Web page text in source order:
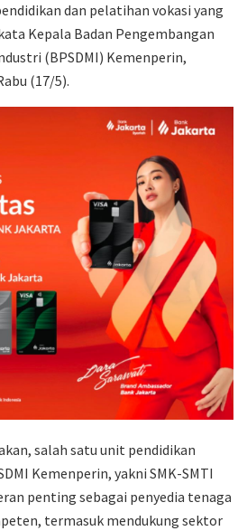
dan pelatihan vokasi yang
Kepala Badan Pengembangan
(BPSDMI) Kemenperin,
(17/5).
salah satu unit pendidikan
Kemenperin, yakni SMK-SMTI
penting sebagai penyedia tenaga
termasuk mendukung sektor